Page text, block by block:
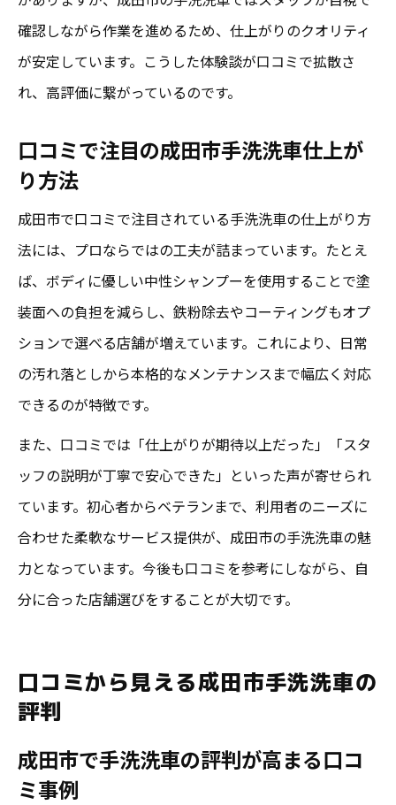
確認しながら作業を進めるため、仕上がりのクオリティ
が安定しています。こうした体験談が口コミで拡散さ
れ、高評価に繋がっているのです。
口コミで注目の成田市手洗洗車仕上が
り方法
成田市で口コミで注目されている手洗洗車の仕上がり方
法には、プロならではの工夫が詰まっています。たとえ
ば、ボディに優しい中性シャンプーを使用することで塗
装面への負担を減らし、鉄粉除去やコーティングもオプ
ションで選べる店舗が増えています。これにより、日常
の汚れ落としから本格的なメンテナンスまで幅広く対応
できるのが特徴です。
また、口コミでは「仕上がりが期待以上だった」「スタ
ッフの説明が丁寧で安心できた」といった声が寄せられ
ています。初心者からベテランまで、利用者のニーズに
合わせた柔軟なサービス提供が、成田市の手洗洗車の魅
力となっています。今後も口コミを参考にしながら、自
分に合った店舗選びをすることが大切です。
口コミから見える成田市手洗洗車の
評判
成田市で手洗洗車の評判が高まる口コ
ミ事例